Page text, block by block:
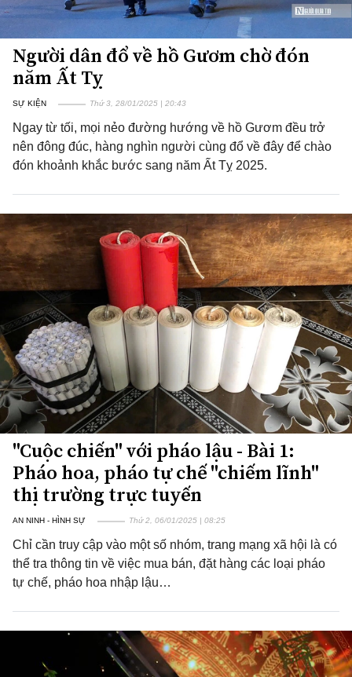
Người dân đổ về hồ Gươm chờ đón
năm Ất Tỵ
SỰ KIỆN Thứ 3, 28/01/2025 | 20:43
Ngay từ tối, mọi nẻo đường hướng về hồ Gươm đều trở
nên đông đúc, hàng nghìn người cùng đổ về đây để chào
đón khoảnh khắc bước sang năm Ất Tỵ 2025.
"Cuộc chiến" với pháo lậu - Bài 1:
Pháo hoa, pháo tự chế "chiếm lĩnh"
thị trường trực tuyến
AN NINH - HÌNH SỰ Thứ 2, 06/01/2025 | 08:25
Chỉ cần truy cập vào một số nhóm, trang mạng xã hội là có
thể tra thông tin về việc mua bán, đặt hàng các loại pháo
tự chế, pháo hoa nhập lậu…